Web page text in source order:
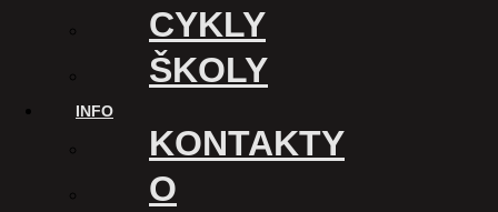
CYKLY
ŠKOLY
INFO
KONTAKTY
O